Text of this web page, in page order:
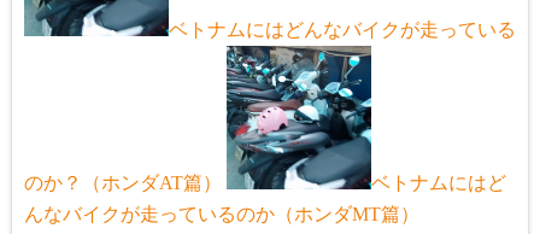
ベトナムにはどんなバイクが走っている
のか？（ホンダAT篇）
ベトナムにはど
んなバイクが走っているのか（ホンダMT篇）